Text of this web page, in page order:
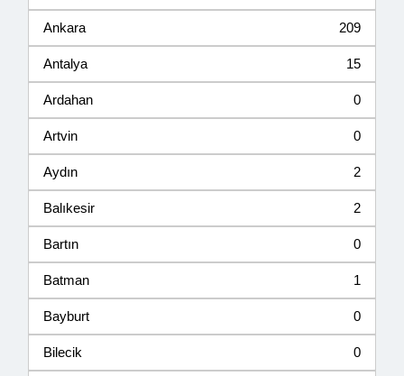
Ankara 209
Antalya 15
Ardahan 0
Artvin 0
Aydın 2
Balıkesir 2
Bartın 0
Batman 1
Bayburt 0
Bilecik 0